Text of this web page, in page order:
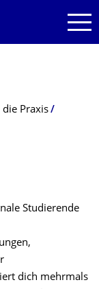
die Praxis
Studierende
dich mehrmals